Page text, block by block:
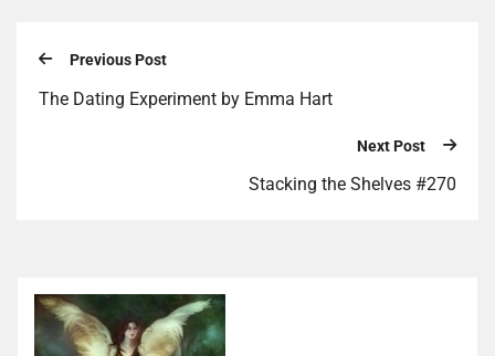
Previous Post
The Dating Experiment by Emma Hart
Next Post
Stacking the Shelves #270